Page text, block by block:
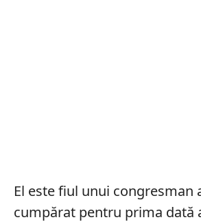
El este fiul unui congresman
cumpărat pentru prima dată